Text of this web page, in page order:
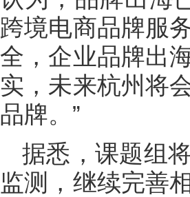
跨境电商品牌服
全，企业品牌出
实，未来杭州将
品牌。”
据悉，课题组
监测，继续完善